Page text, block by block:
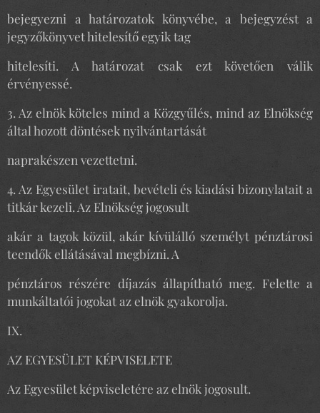
bejegyezni a határozatok könyvébe, a bejegyzést a
jegyzőkönyvet hitelesítő egyik tag
hitelesíti. A határozat csak ezt követően válik
érvényessé.
3. Az elnök köteles mind a Közgyűlés, mind az Elnökség
által hozott döntések nyilvántartását
naprakészen vezettetni.
4. Az Egyesület iratait, bevételi és kiadási bizonylatait a
titkár kezeli. Az Elnökség jogosult
akár a tagok közül, akár kívülálló személyt pénztárosi
teendők ellátásával megbízni. A
pénztáros részére díjazás állapítható meg. Felette a
munkáltatói jogokat az elnök gyakorolja.
IX.
AZ EGYESÜLET KÉPVISELETE
Az Egyesület képviseletére az elnök jogosult.